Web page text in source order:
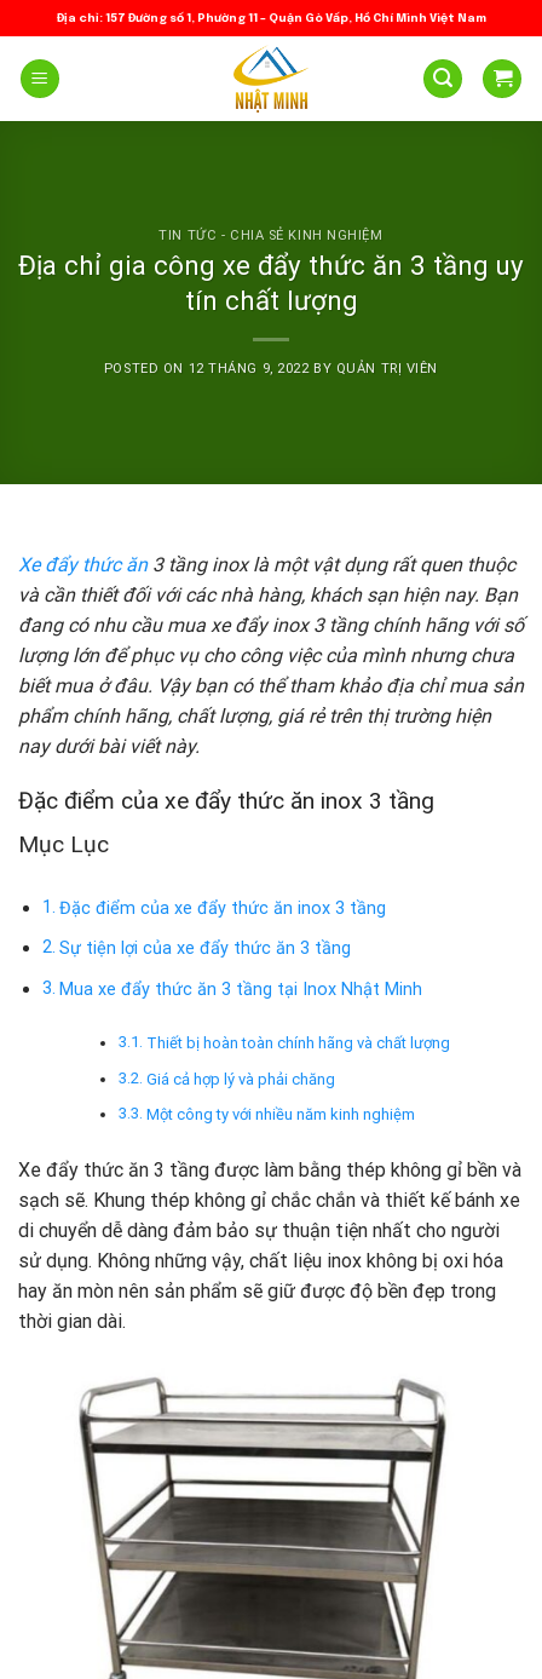
to
content
Địa chỉ: 157 Đường số 1, Phường 11 – Quận Gò Vấp, Hồ Chí Minh Việt Nam
TIN TỨC - CHIA SẺ KINH NGHIỆM
Địa chỉ gia công xe đẩy thức ăn 3 tầng uy
tín chất lượng
POSTED ON 12 THÁNG 9, 2022BY QUẢN TRỊ VIÊN
Xe đẩy thức ăn3 tầng inox là một vật dụng rất quen thuộc
và cần thiết đối với các nhà hàng, khách sạn hiện nay. Bạn
đang có nhu cầu mua xe đẩy inox 3 tầng chính hãng với số
lượng lớn để phục vụ cho công việc của mình nhưng chưa
biết mua ở đâu. Vậy bạn có thể tham khảo địa chỉ mua sản
phẩm chính hãng, chất lượng, giá rẻ trên thị trường hiện
nay dưới bài viết này.
Đặc điểm của xe đẩy thức ăn inox 3 tầng
Mục Lục
Đặc điểm của xe đẩy thức ăn inox 3 tầng
Sự tiện lợi của xe đẩy thức ăn 3 tầng
Mua xe đẩy thức ăn 3 tầng tại Inox Nhật Minh
Thiết bị hoàn toàn chính hãng và chất lượng
Giá cả hợp lý và phải chăng
Một công ty với nhiều năm kinh nghiệm
Xe đẩy thức ăn 3 tầng được làm bằng thép không gỉ bền và
sạch sẽ. Khung thép không gỉ chắc chắn và thiết kế bánh xe
di chuyển dễ dàng đảm bảo sự thuận tiện nhất cho người
sử dụng. Không những vậy, chất liệu inox không bị oxi hóa
hay ăn mòn nên sản phẩm sẽ giữ được độ bền đẹp trong
thời gian dài.